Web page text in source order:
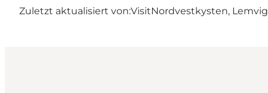
Zuletzt aktualisiert von:VisitNordvestkysten, Lemvig